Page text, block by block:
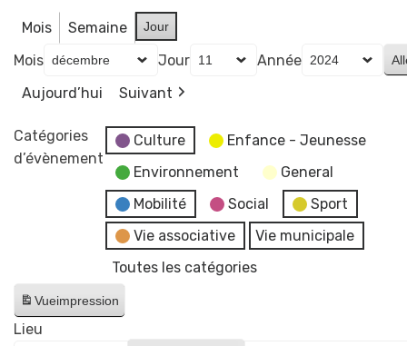
Mois Semaine Jour
Mois Jour
Année
Aujourd’hui
Suivant
Catégories
d’évènement
Culture
Enfance - Jeunesse
Environnement
General
Mobilité
Social
Sport
Vie associative
Vie municipale
Toutes les catégories
Vueimpression
Lieu